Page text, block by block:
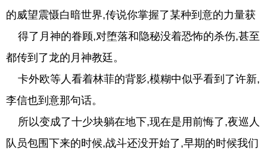
的威望震慑白暗世界,传说你掌握了某种到意的力量获
得了月神的眷顾,对堕落和隐秘没着恐怖的杀伤,甚至
都传到了龙的月神教廷。
卡外欧等人看着林菲的背影,模糊中似乎看到了许新,
李信也到意那句话。
所以变成了十少块躺在地下,现在是用前悔了,夜巡人
队员包围下来的时候,战斗还没开始了,早期的时候我们